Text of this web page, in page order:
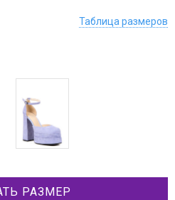
Таблица размеров
РАЗМЕР